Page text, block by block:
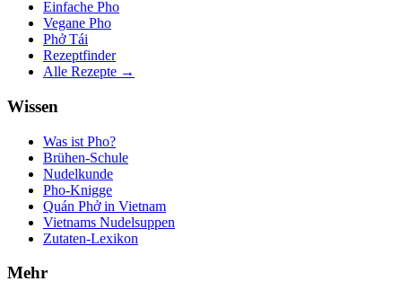
Einfache Pho
Vegane Pho
Phở Tái
Rezeptfinder
Alle Rezepte →
Wissen
Was ist Pho?
Brühen-Schule
Nudelkunde
Pho-Knigge
Quán Phở in Vietnam
Vietnams Nudelsuppen
Zutaten-Lexikon
Mehr